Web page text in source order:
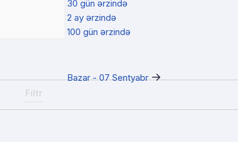
30 gün ərzində
2 ay ərzində
100 gün ərzində
Bazar - 07 Sentyabr →
Filtr